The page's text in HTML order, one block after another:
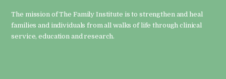
The mission of The Family Institute is to strengthen and heal
families and individuals from all walks of life through clinical
service, education and research.